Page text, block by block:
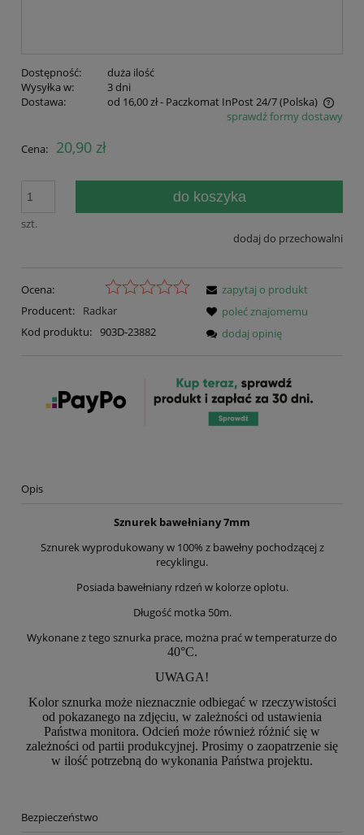
Dostępność:
duża ilość
Wysyłka w:
3 dni
Dostawa:
od 16,00 zł- Paczkomat InPost 24/7(Polska)
Cena nie zawiera ewentualnych kosztów płatnościsprawdź formy dostawy
Cena: 20,90 zł
szt.
do koszyka
dodaj do przechowalni
Ocena:
Producent:
Radkar
Kod produktu: 903D-23882
zapytaj o produkt
poleć znajomemu
dodaj opinię
Opis
Sznurek bawełniany 7mm
Sznurek wyprodukowany w 100% z bawełny pochodzącej z
recyklingu.
Posiada bawełniany rdzeń w kolorze oplotu.
Długość motka 50m.
Wykonane z tego sznurka prace, można prać w temperaturze do
40°C.
UWAGA!
Kolor sznurka może nieznacznie odbiegać w rzeczywistości
od pokazanego na zdjęciu, w zależności od ustawienia
Państwa monitora. Odcień może również różnić się w
zależności od partii produkcyjnej. Prosimy o zaopatrzenie się
w ilość potrzebną do wykonania Państwa projektu.
Bezpieczeństwo